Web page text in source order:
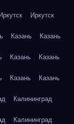
Иркутск Иркутск
Казань Казань
Казань Казань
Казань Казань
Калининград
Калининград